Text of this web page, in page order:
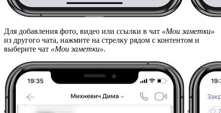
Для добавления фото, видео или ссылки в чат «Мои заметки»
из другого чата, нажмите на стрелку рядом с контентом и
выберите чат «Мои заметки».